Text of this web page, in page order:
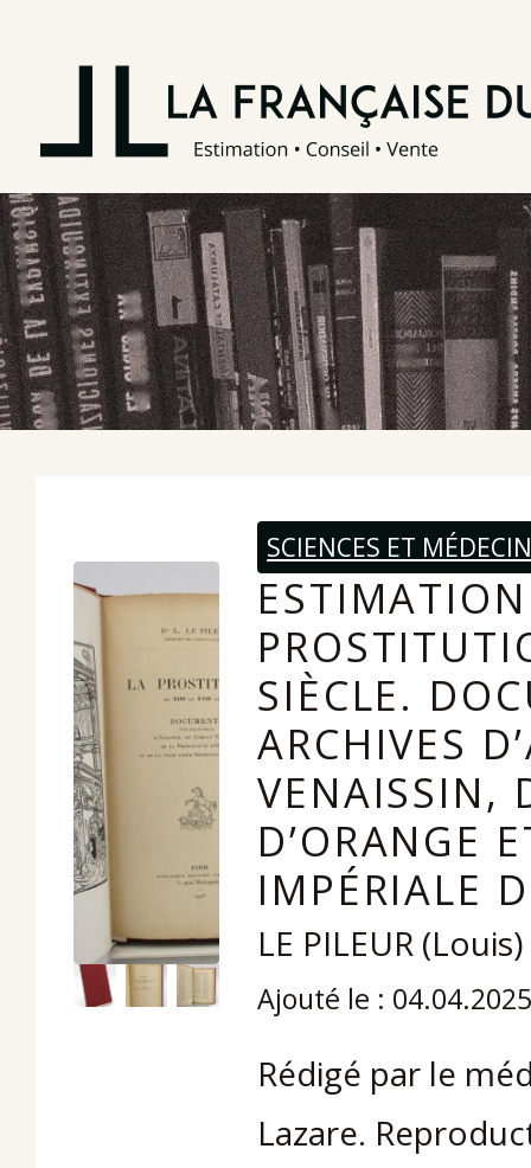
SCIENCES ET
SIÈCLE.
ARCHIVES
VENAISSIN,
D’ORANGE
IMPÉRIALE
LE PILEUR (Louis)
Ajouté le :
Rédigé par le
Lazare.